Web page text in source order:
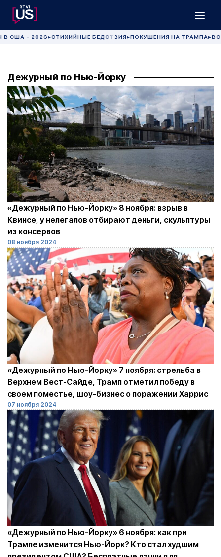
В США - 2026 ▶СТИХИЙНЫЕ БЕДСТВИЯ▶ПОКУШЕНИЯ НА ТРАМПА▶
Дежурный по Нью-Йорку
08 ноября 2024
«Дежурный по Нью-Йорку» 8 ноября: взрыв в
Квинсе, у нелегалов отбирают деньги, скульптуры
из консервов
07 ноября 2024
«Дежурный по Нью-Йорку» 7 ноября: стрельба в
Верхнем Вест-Сайде, Трамп отметил победу в
своем поместье, шоу-бизнес о поражении Харрис
«Дежурный по Нью-Йорку» 6 ноября: как при
Трампе изменится Нью-Йорк? Кто стал худшим